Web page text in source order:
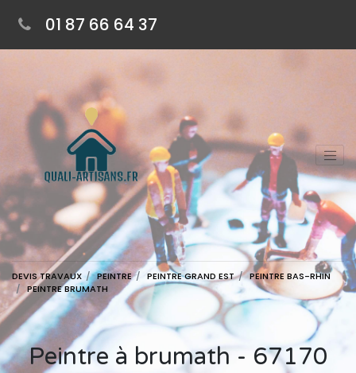
01 87 66 64 37
DEVIS TRAVAUX PEINTRE PEINTRE GRAND EST
PEINTRE BAS-RHIN
PEINTRE BRUMATH
Peintre à brumath - 67170